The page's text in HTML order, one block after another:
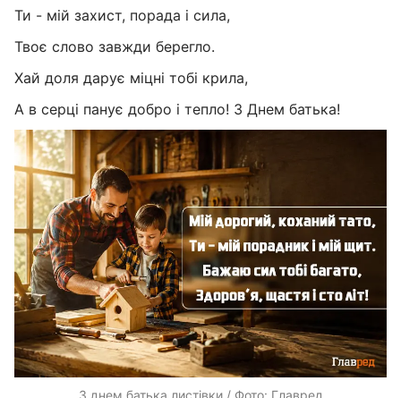
Ти - мій захист, порада і сила,
Твоє слово завжди берегло.
Хай доля дарує міцні тобі крила,
А в серці панує добро і тепло! З Днем батька!